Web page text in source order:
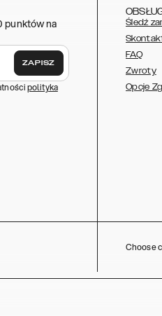
punktów na
ZAPISZ
polityka
Śledź
FAQ
Zwroty
Opcje
Choose